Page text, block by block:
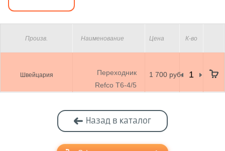
Произв. Наименование Цена К-во
Швейцария
Переходник
Refco T6-4/5
1 700 руб.
Назад в каталог